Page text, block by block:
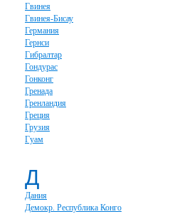
Гвинея
Гвинея-Бисау
Германия
Гернси
Гибралтар
Гондурас
Гонконг
Гренада
Гренландия
Греция
Грузия
Гуам
Д
Дания
Демокр. Республика Конго